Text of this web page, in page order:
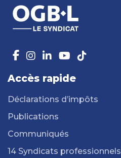
Accès rapide
Déclarations d’impôts
Publications
Communiqués
14 Syndicats professionnels